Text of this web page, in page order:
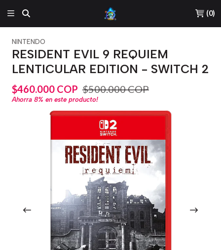
(0)
NINTENDO
RESIDENT EVIL 9 REQUIEM
LENTICULAR EDITION - SWITCH 2
$460.000 COP $500.000 COP
Ahorra 8% en este producto!